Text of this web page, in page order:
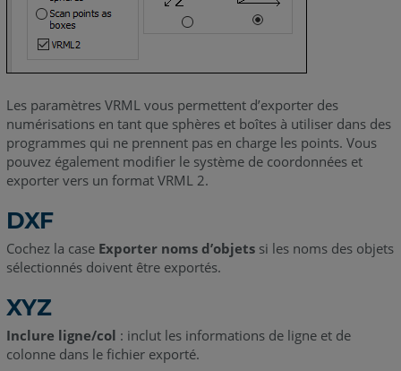
Les paramètres VRML vous permettent d’exporter des
numérisations en tant que sphères et boîtes à utiliser dans des
programmes qui ne prennent pas en charge les points. Vous
pouvez également modifier le système de coordonnées et
exporter vers un format VRML 2.
DXF
Cochez la case Exporter noms d’objetssi les noms des objets
sélectionnés doivent être exportés.
XYZ
Inclure ligne/col : inclut les informations de ligne et de
colonne dans le fichier exporté.